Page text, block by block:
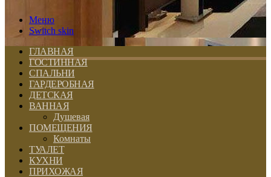
Меню
Switch skin
ГЛАВНАЯ
ГОСТИННАЯ
СПАЛЬНИ
ГАРДЕРОБНАЯ
ДЕТСКАЯ
ВАННАЯ
Душевая
ПОМЕЩЕНИЯ
Комнаты
ТУАЛЕТ
КУХНИ
ПРИХОЖАЯ